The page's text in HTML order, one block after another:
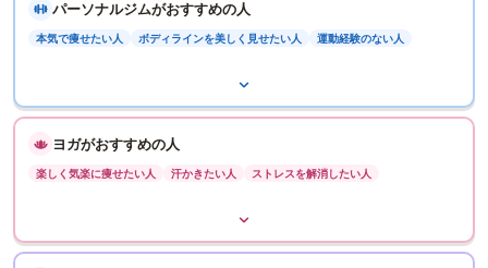
パーソナルジムがおすすめの人
本気で痩せたい人 ボディラインを美しく見せたい人 運動経験のない人
ヨガがおすすめの人
楽しく気楽に痩せたい人 汗かきたい人 ストレスを解消したい人